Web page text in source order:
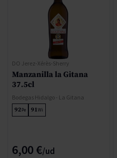
DO Jerez-Xérès-Sherry
Manzanilla la Gitana
37.5cl
Bodegas Hidalgo - La Gitana
92Pe 91Wi
6,00 €